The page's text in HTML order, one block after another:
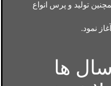
تولید و پرس انواع
ها